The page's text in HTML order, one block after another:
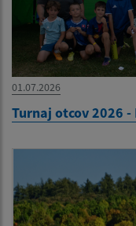
01.07.2026
Turnaj otcov 2026